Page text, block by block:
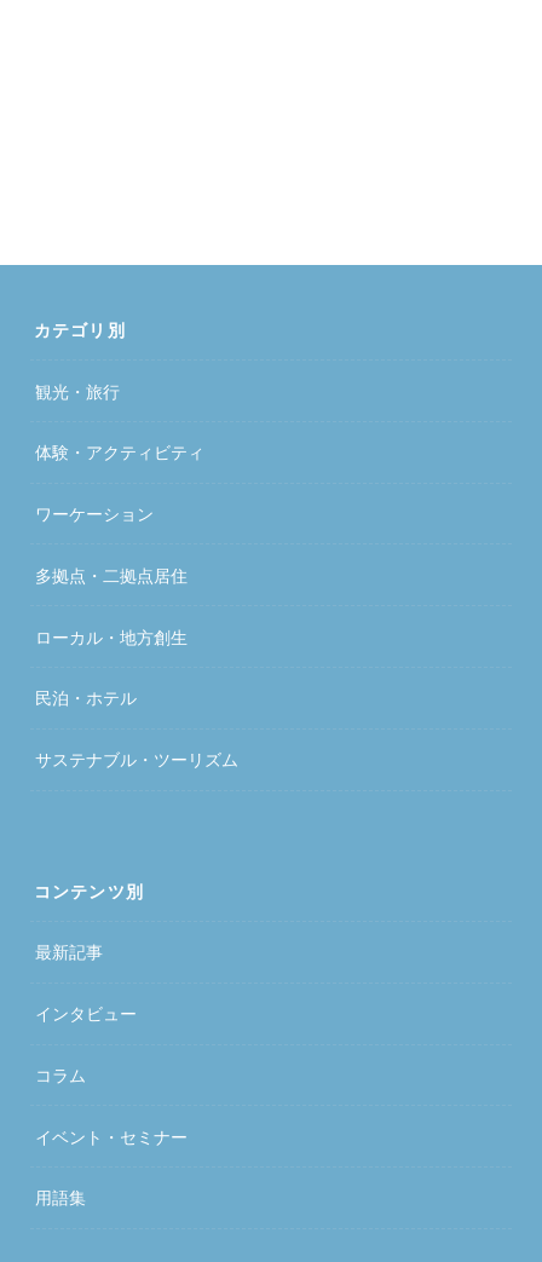
カテゴリ別
観光・旅行
体験・アクティビティ
ワーケーション
多拠点・二拠点居住
ローカル・地方創生
民泊・ホテル
サステナブル・ツーリズム
コンテンツ別
最新記事
インタビュー
コラム
イベント・セミナー
用語集